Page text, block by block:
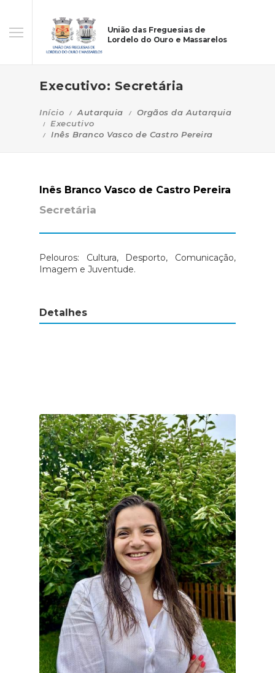
União das Freguesias de
Lordelo do Ouro e Massarelos
Executivo: Secretária
Início Autarquia
Orgãos da Autarquia
Executivo
Inês Branco Vasco de Castro Pereira
Inês Branco Vasco de Castro Pereira
Secretária
Pelouros: Cultura, Desporto, Comunicação,
Imagem e Juventude.
Detalhes